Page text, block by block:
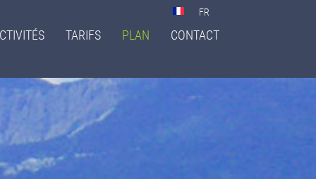
TARIFS PLAN CONTACT
Select
your